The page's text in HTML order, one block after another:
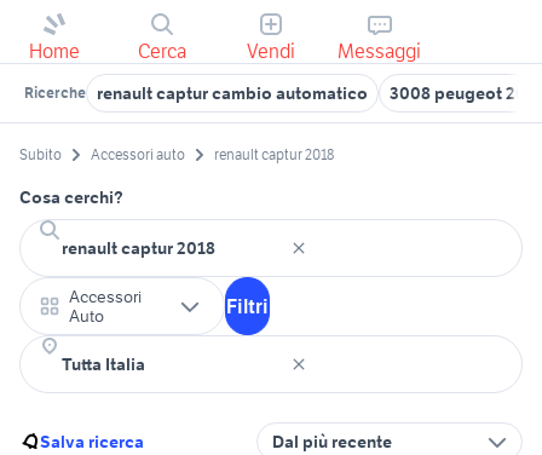
Home Cerca Vendi Messaggi
Ricerche renault captur cambio automatico 3008 peugeot
Subito Accessori auto renault captur 2018
Cosa cerchi?
Accessori
Auto
Filtri
Salva ricerca Dal più recente